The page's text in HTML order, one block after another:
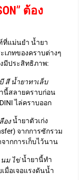
ต้อง
ที่แม่นยำ น้ำยา
เภทของคราบต่างๆ
มีประสิทธิภาพ:
สี น้ำยาทาเล็บ
นี้สลายคราบก่อน
ไล่คราบออก
องน้ำยาตัวเก่ง
จากการซักรวม
ากการเก็บไว้นาน
ม ไข่น้ำยานี้ทำ
มื่อเจอแรงดันน้ำ